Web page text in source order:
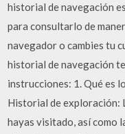
historial de navegación
para consultarlo de
navegador o cambies tu
historial de navegación
instrucciones: 1. Qué es
Historial de exploración:
hayas visitado, así como